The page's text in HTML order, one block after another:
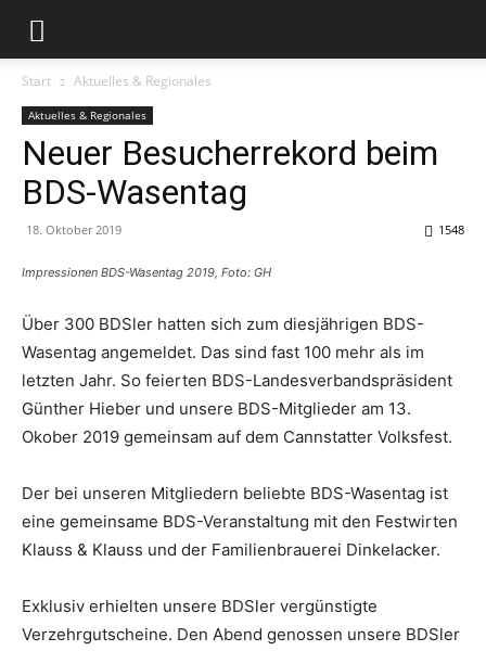
Start Aktuelles & Regionales
Aktuelles & Regionales
Neuer Besucherrekord beim
BDS-Wasentag
18. Oktober 2019 1548
Impressionen BDS-Wasentag 2019, Foto: GH
Über 300 BDSler hatten sich zum diesjährigen BDS-
Wasentag angemeldet. Das sind fast 100 mehr als im
letzten Jahr. So feierten BDS-Landesverbandspräsident
Günther Hieber und unsere BDS-Mitglieder am 13.
Okober 2019 gemeinsam auf dem Cannstatter Volksfest.
Der bei unseren Mitgliedern beliebte BDS-Wasentag ist
eine gemeinsame BDS-Veranstaltung mit den Festwirten
Klauss & Klauss und der Familienbrauerei Dinkelacker.
Exklusiv erhielten unsere BDSler vergünstigte
Verzehrgutscheine. Den Abend genossen unsere BDSler